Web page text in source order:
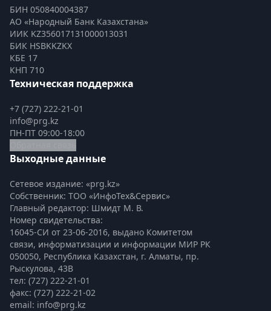
БИН 050840004387
АО «Народный Банк Казахстана»
ИИК KZ356017131000013031
БИК HSBKKZKX
КБЕ 17
КНП 710
Техническая поддержка
+7 (727) 222-21-01
info@prg.kz
ПН-ПТ 09:00-18:00
Выходные данные
Сетевое издание: «prg.kz»
Собственник: ТОО «ИнфоТех&Сервис»
Главный редактор: Шмидт М. В.
Номер свидетельства:
16045-СИ от 23-06-2016, выдано Комитетом
связи, информатизации и информации МИР РК
050050, Республика Казахстан, г. Алматы, пр.
Рыскулова, 43В
тел: (727) 222-21-01
факс: (727) 222-21-02
email: info@prg.kz